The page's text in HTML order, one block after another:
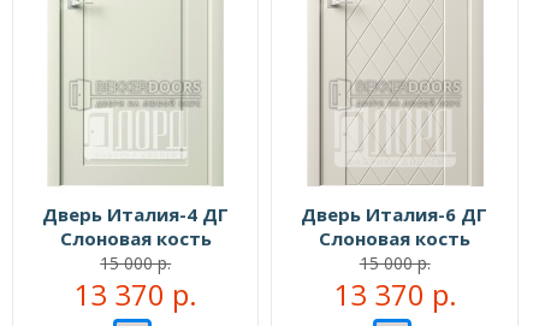
Дверь Италия-4 ДГ
Слоновая кость
15 000 р.
13 370 р.
Дверь Италия-6 ДГ
Слоновая кость
15 000 р.
13 370 р.